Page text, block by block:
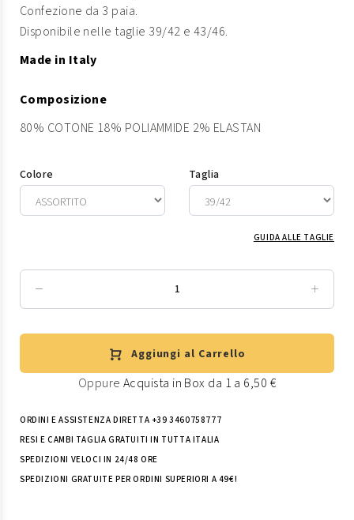
Confezione da 3 paia.
Disponibile nelle taglie 39/42 e 43/46.
Made in Italy
Composizione
80% COTONE 18% POLIAMMIDE 2% ELASTAN
Colore Taglia
GUIDA ALLE TAGLIE
Aggiungi al Carrello
OppureAcquista in Box da 1 a 6,50 €
ORDINI E ASSISTENZA DIRETTA +39 3460758777
RESI E CAMBI TAGLIA GRATUITI IN TUTTA ITALIA
SPEDIZIONI VELOCI IN 24/48 ORE
SPEDIZIONI GRATUITE PER ORDINI SUPERIORI A 49€!